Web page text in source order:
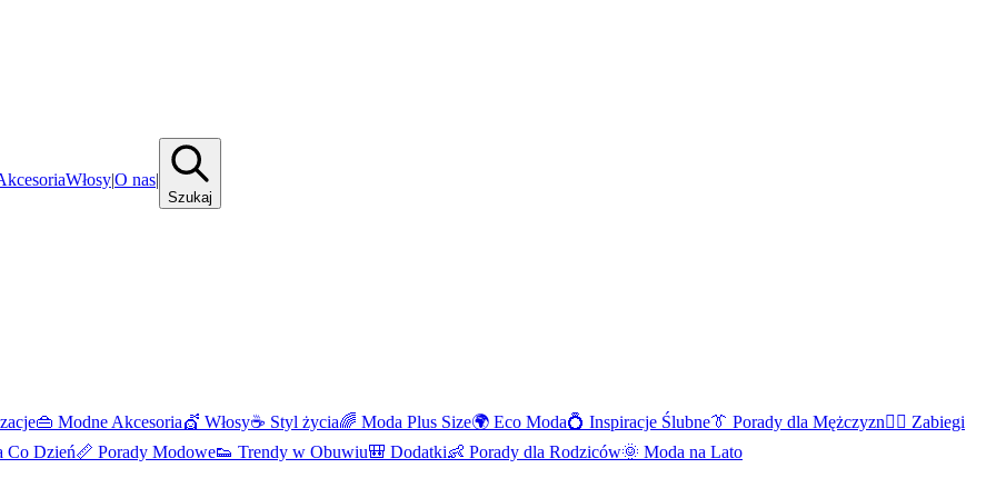
Włosy|O nas|
Szukaj
👜 Modne Akcesoria💇 Włosy☕ Styl życia🌈 Moda Plus Size🌍 Eco Moda💍 Inspiracje Ślubne👔 Porady dla Mężczyzn💆‍♀️ Zabiegi
Co Dzień📏 Porady Modowe👟 Trendy w Obuwiu🎒 Dodatki👶 Porady dla Rodziców🌞 Moda na Lato